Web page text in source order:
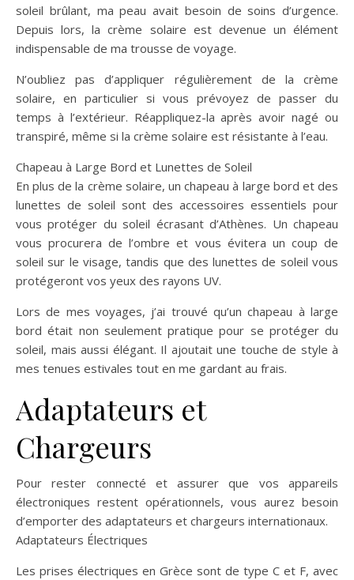
soleil brûlant, ma peau avait besoin de soins d’urgence.
Depuis lors, la crème solaire est devenue un élément
indispensable de ma trousse de voyage.
N’oubliez pas d’appliquer régulièrement de la crème
solaire, en particulier si vous prévoyez de passer du
temps à l’extérieur. Réappliquez-la après avoir nagé ou
transpiré, même si la crème solaire est résistante à l’eau.
Chapeau à Large Bord et Lunettes de Soleil
En plus de la crème solaire, un chapeau à large bord et des
lunettes de soleil sont des accessoires essentiels pour
vous protéger du soleil écrasant d’Athènes. Un chapeau
vous procurera de l’ombre et vous évitera un coup de
soleil sur le visage, tandis que des lunettes de soleil vous
protégeront vos yeux des rayons UV.
Lors de mes voyages, j’ai trouvé qu’un chapeau à large
bord était non seulement pratique pour se protéger du
soleil, mais aussi élégant. Il ajoutait une touche de style à
mes tenues estivales tout en me gardant au frais.
Adaptateurs et
Chargeurs
Pour rester connecté et assurer que vos appareils
électroniques restent opérationnels, vous aurez besoin
d’emporter des adaptateurs et chargeurs internationaux.
Adaptateurs Électriques
Les prises électriques en Grèce sont de type C et F, avec